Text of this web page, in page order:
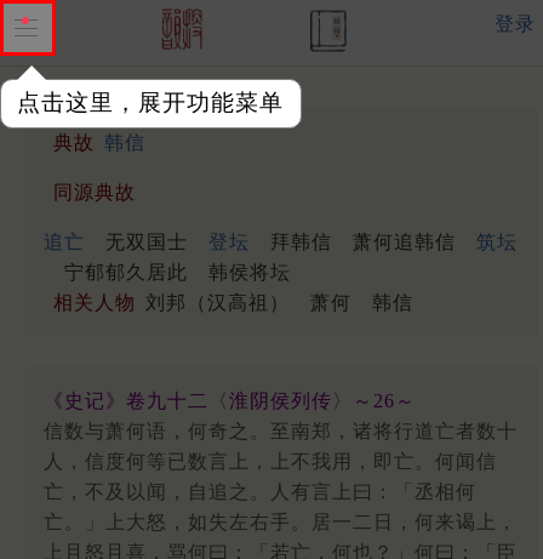
点击这里，展开功能菜单
登录
典故 韩信
同源典故
追亡 无双国士 登坛 拜韩信 萧何追韩信
筑坛
宁郁郁久居此
韩侯将坛
相关人物
刘邦（汉高祖） 萧何 韩信
《史记》卷九十二〈淮阴侯列传〉～26～
信数与萧何语，何奇之。至南郑，诸将行道亡者数十
人，信度何等已数言上，上不我用，即亡。何闻信
亡，不及以闻，自追之。人有言上曰：「丞相何
亡。」上大怒，如失左右手。居一二日，何来谒上，
上且怒且喜，骂何曰：「若亡，何也？」何曰：「臣